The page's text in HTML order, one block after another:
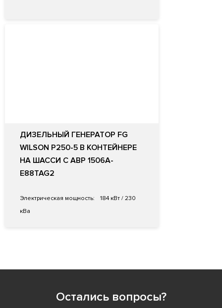
ДИЗЕЛЬНЫЙ ГЕНЕРАТОР FG
WILSON P250-5 В КОНТЕЙНЕРЕ
НА ШАССИ С АВР 1506A-
E88TAG2
Электрическая мощность:
184 кВт / 230
кВа
Остались вопросы?